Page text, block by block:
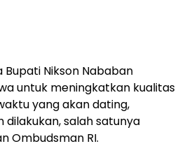
Nikson Nababan
untuk meningkatkan kualitas
yang akan dating,
salah satunya
Ombudsman RI.